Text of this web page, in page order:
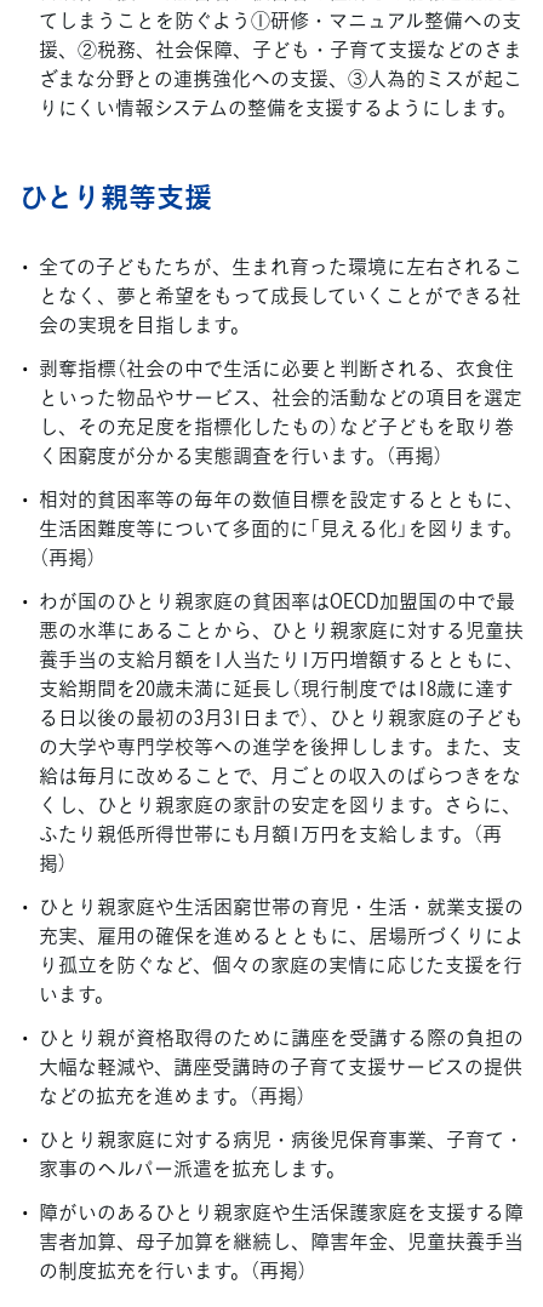
てしまうことを防ぐよう①研修・マニュアル整備への支
援、②税務、社会保障、子ども・子育て支援などのさま
ざまな分野との連携強化への支援、③人為的ミスが起こ
りにくい情報システムの整備を支援するようにします。
ひとり親等支援
全ての子どもたちが、生まれ育った環境に左右されるこ
となく、夢と希望をもって成長していくことができる社
会の実現を目指します。
剥奪指標（社会の中で生活に必要と判断される、衣食住
といった物品やサービス、社会的活動などの項目を選定
し、その充足度を指標化したもの）など子どもを取り巻
く困窮度が分かる実態調査を行います。（再掲）
相対的貧困率等の毎年の数値目標を設定するとともに、
生活困難度等について多面的に「見える化」を図ります。
（再掲）
わが国のひとり親家庭の貧困率はOECD加盟国の中で最
悪の水準にあることから、ひとり親家庭に対する児童扶
養手当の支給月額を1人当たり1万円増額するとともに、
支給期間を20歳未満に延長し（現行制度では18歳に達す
る日以後の最初の3月31日まで）、ひとり親家庭の子ども
の大学や専門学校等への進学を後押しします。また、支
給は毎月に改めることで、月ごとの収入のばらつきをな
くし、ひとり親家庭の家計の安定を図ります。さらに、
ふたり親低所得世帯にも月額1万円を支給します。（再
掲）
ひとり親家庭や生活困窮世帯の育児・生活・就業支援の
充実、雇用の確保を進めるとともに、居場所づくりによ
り孤立を防ぐなど、個々の家庭の実情に応じた支援を行
います。
ひとり親が資格取得のために講座を受講する際の負担の
大幅な軽減や、講座受講時の子育て支援サービスの提供
などの拡充を進めます。（再掲）
ひとり親家庭に対する病児・病後児保育事業、子育て・
家事のヘルパー派遣を拡充します。
障がいのあるひとり親家庭や生活保護家庭を支援する障
害者加算、母子加算を継続し、障害年金、児童扶養手当
の制度拡充を行います。（再掲）